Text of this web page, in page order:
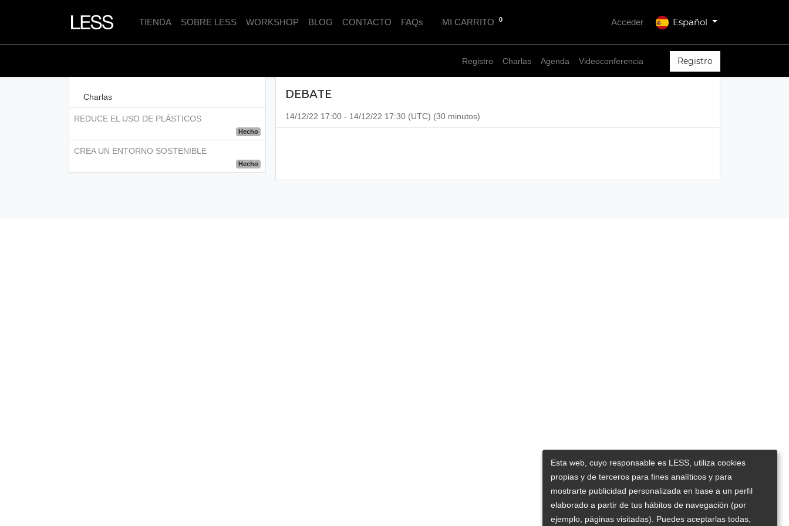
Español
TIENDA SOBRE LESS WORKSHOP BLOG CONTACTO FAQs MI CARRITO 0 Acceder
Registro Charlas Agenda Videoconferencia Registro
Charlas
REDUCE EL USO DE PLÁSTICOS
Hecho
CREA UN ENTORNO SOSTENIBLE
Hecho
DEBATE
14/12/22 17:00 - 14/12/22 17:30 (UTC) (30 minutos)
Esta web, cuyo responsable es LESS, utiliza cookies
propias y de terceros para fines analíticos y para
mostrarte publicidad personalizada en base a un perfil
elaborado a partir de tus hábitos de navegación (por
ejemplo, páginas visitadas). Puedes aceptarlas todas,